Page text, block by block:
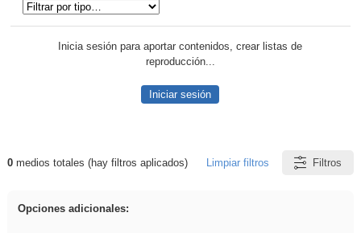
Inicia sesión para aportar contenidos, crear listas de
reproducción...
Iniciar sesión
Resultados de: gritar
0medios totales (hay filtros aplicados) Limpiar filtros Filtros
Opciones adicionales: